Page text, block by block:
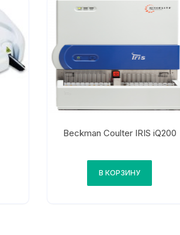
Beckman Coulter IRIS iQ200
В КОРЗИНУ